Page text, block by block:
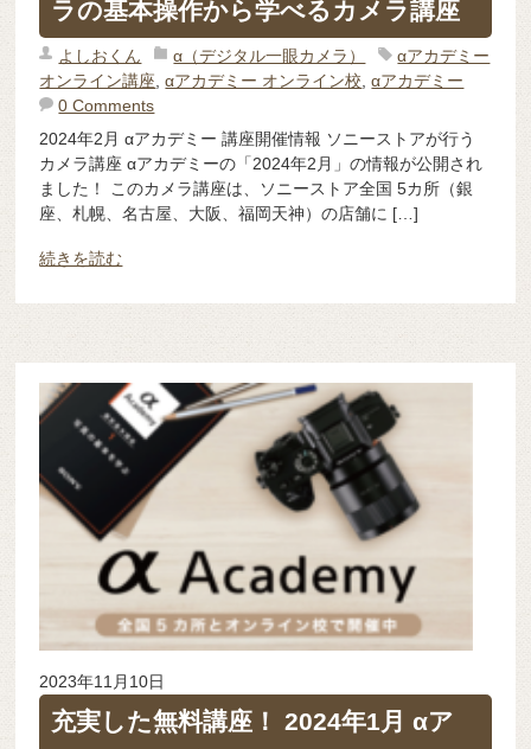
ラの基本操作から学べるカメラ講座
よしおくん α（デジタル一眼カメラ）
αアカデミー
オンライン講座,αアカデミー オンライン校,αアカデミー
0 Comments
2024年2月 αアカデミー 講座開催情報 ソニーストアが行う
カメラ講座 αアカデミーの「2024年2月」の情報が公開され
ました！ このカメラ講座は、ソニーストア全国 5カ所（銀
座、札幌、名古屋、大阪、福岡天神）の店舗に […]
続きを読む
2023年11月10日
充実した無料講座！ 2024年1月 αア